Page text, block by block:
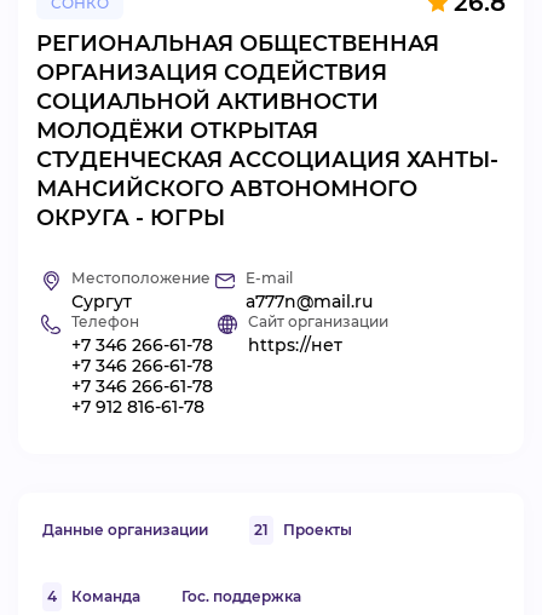
ВИДЕОКУРСЫ
РЕГИОНАЛЬНАЯ ОБЩЕСТВЕННАЯ
ОРГАНИЗАЦИЯ СОДЕЙСТВИЯ
СОЦИАЛЬНОЙ АКТИВНОСТИ
МОЛОДЁЖИ ОТКРЫТАЯ
СТУДЕНЧЕСКАЯ АССОЦИАЦИЯ ХАНТЫ-
МАНСИЙСКОГО АВТОНОМНОГО
ОКРУГА - ЮГРЫ
Местоположение
Сургут
E-mail
a777n@mail.ru
Телефон
+7 346 266-61-78
+7 346 266-61-78
+7 346 266-61-78
+7 912 816-61-78
Сайт организации
https://нет
Данные организации 21 Проекты
4 Команда Гос. поддержка